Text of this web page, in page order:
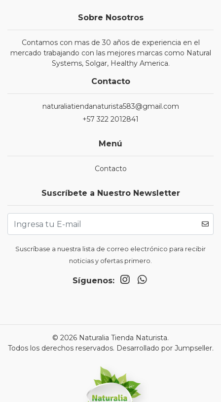
Sobre Nosotros
Contamos con mas de 30 años de experiencia en el
mercado trabajando con las mejores marcas como Natural
Systems, Solgar, Healthy America.
Contacto
naturaliatiendanaturista583@gmail.com
+57 322 2012841
Menú
Contacto
Suscríbete a Nuestro Newsletter
Suscríbase a nuestra lista de correo electrónico para recibir
noticias y ofertas primero.
Síguenos:
© 2026 Naturalia Tienda Naturista.
Todos los derechos reservados. Desarrollado por Jumpseller.